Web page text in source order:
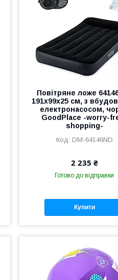
Повітряне ложе
191x99x25 см, з
електронасосом,
GoodPlace -worry-
shopping-
DM-64146ND
2 235 ₴
Готово до відправки
Купити